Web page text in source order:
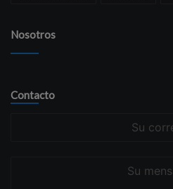
Nosotros
Contacto